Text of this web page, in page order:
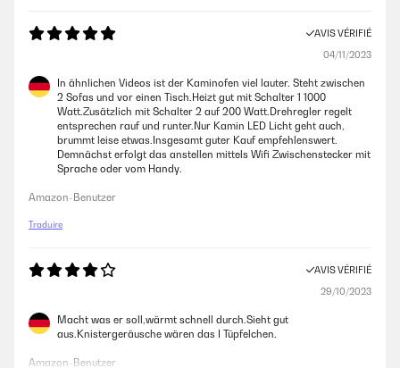
AVIS VÉRIFIÉ
04/11/2023
In ähnlichen Videos ist der Kaminofen viel lauter. Steht zwischen
2 Sofas und vor einen Tisch.Heizt gut mit Schalter 1 1000
Watt.Zusätzlich mit Schalter 2 auf 200 Watt.Drehregler regelt
entsprechen rauf und runter.Nur Kamin LED Licht geht auch,
brummt leise etwas.Insgesamt guter Kauf empfehlenswert.
Demnächst erfolgt das anstellen mittels Wifi Zwischenstecker mit
Sprache oder vom Handy.
Amazon-Benutzer
Traduire
AVIS VÉRIFIÉ
29/10/2023
Macht was er soll,wärmt schnell durch.Sieht gut
aus.Knistergeräusche wären das I Tüpfelchen.
Amazon-Benutzer